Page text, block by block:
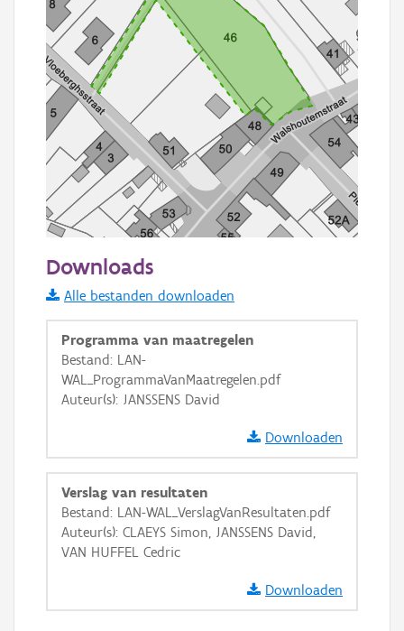
Informatie Vlaanderen
i
+ −
Basis Lagen
OSM-Basiskaart
GRB-Basiskaart
Downloads
Alle bestanden downloaden
Programma van maatregelen
Bestand: LAN-
WAL_ProgrammaVanMaatregelen.pdf
Auteur(s): JANSSENS David
Downloaden
Verslag van resultaten
Bestand: LAN-WAL_VerslagVanResultaten.pdf
Auteur(s): CLAEYS Simon, JANSSENS David,
VAN HUFFEL Cedric
Downloaden